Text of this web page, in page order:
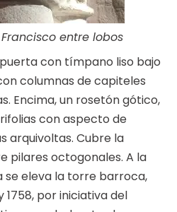
entre lobos
con tímpano liso bajo
columnas de capiteles
Encima, un rosetón gótico,
con aspecto de
arquivoltas. Cubre la
pilares octogonales. A la
se eleva la torre barroca,
por iniciativa del